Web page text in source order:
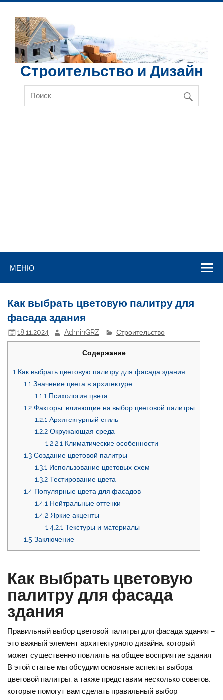
Перейти
содержимому
Строительство и Дизайн
МЕНЮ
Как выбрать цветовую палитру для
фасада здания
18.11.2024 AdminGRZ Строительство
Содержание
1 Как выбрать цветовую палитру для фасада здания
1.1 Значение цвета в архитектуре
1.1.1 Психология цвета
1.2Факторы, влияющие на выбор цветовой палитры
1.2.1 Архитектурный стиль
1.2.2Окружающая среда
1.2.2.1 Климатические особенности
1.3Создание цветовой палитры
1.3.1 Использование цветовых схем
1.3.2Тестирование цвета
1.4Популярные цвета для фасадов
1.4.1 Нейтральные оттенки
1.4.2Яркие акценты
1.4.2.1 Текстуры и материалы
1.5 Заключение
Как выбрать цветовую
палитру для фасада
здания
Правильный выбор цветовой палитры для фасада здания –
это важный элемент архитектурного дизайна, который
может существенно повлиять на общее восприятие здания.
В этой статье мы обсудим основные аспекты выбора
цветовой палитры, а также представим несколько советов,
которые помогут вам сделать правильный выбор.